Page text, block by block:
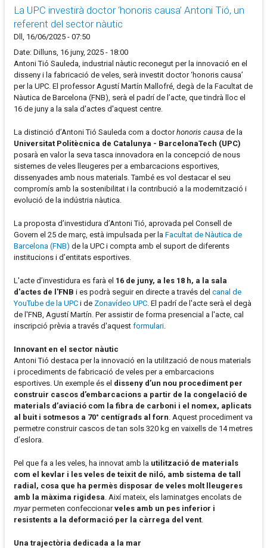
La UPC investirà doctor ‘honoris causa’ Antoni Tió, un
referent del sector nàutic
Dll, 16/06/2025 - 07:50
Date: Dilluns, 16 juny, 2025 - 18:00
Antoni Tió Sauleda, industrial nàutic reconegut per la innovació en el
disseny i la fabricació de veles, serà investit doctor ‘honoris causa’
per la UPC. El professor Agustí Martín Mallofré, degà de la Facultat de
Nàutica de Barcelona (FNB), serà el padrí de l’acte, que tindrà lloc el
16 de juny a la sala d'actes d'aquest centre.
La distinció d’Antoni Tió Sauleda com a doctorhonoris causa de la
Universitat Politècnica de Catalunya - BarcelonaTech (UPC)
posarà en valor la seva tasca innovadora en la concepció de nous
sistemes de veles lleugeres per a embarcacions esportives,
dissenyades amb nous materials. També es vol destacar el seu
compromís amb la sostenibilitat i la contribució a la modernització i
evolució de la indústria nàutica.
La proposta d’investidura d’Antoni Tió, aprovada pel Consell de
Govern el 25 de març, està impulsada per la Facultat de Nàutica de
Barcelona (FNB) de la UPC i compta amb el suport de diferents
institucions i d’entitats esportives.
L'acte d’investidura es farà el 16 de juny, a les 18 h, a la sala
d'actes de l'FNB i es podrà seguir en directe a través del canal de
YouTube de la UPC i de Zonavídeo UPC . El padrí de l'acte serà el degà
de l'FNB, Agustí Martín. Per assistir de forma presencial a l'acte, cal
inscripció prèvia a través d'aquest formulari
Innovant en el sector nàutic
Antoni Tió destaca per la innovació en la utilització de nous materials
i procediments de fabricació de veles per a embarcacions
esportives. Un exemple és el disseny d’un nou procediment per
construir cascos d’embarcacions a partir de la congelació de
materials d’aviació com la fibra de carboni i el nomex, aplicats
al buit i sotmesos a 70° centígrads al forn . Aquest procediment va
permetre construir cascos de tan sols 320 kg en vaixells de 14 metres
d’eslora.
Pel que fa a les veles, ha innovat amb la utilització de materials
com el kevlar i les veles de teixit de niló, amb sistema de tall
radial, cosa que ha permès disposar de veles molt lleugeres
amb la màxima rigidesa . Així mateix, els laminatges encolats de
myarpermeten confeccionarveles amb un pes inferior i
resistents a la deformació per la càrrega del vent
Una trajectòria dedicada a la mar